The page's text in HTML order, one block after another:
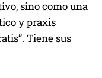
sino como una
y praxis
Tiene sus